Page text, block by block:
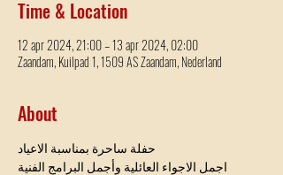
Time & Location
12 apr 2024, 21:00 – 13 apr 2024, 02:00
Zaandam, Kuilpad 1, 1509 AS Zaandam, Nederland
About
حفلة ساحرة بمناسبة الاعياد
اجمل الاجواء العائلية وأجمل البرامج الفنية